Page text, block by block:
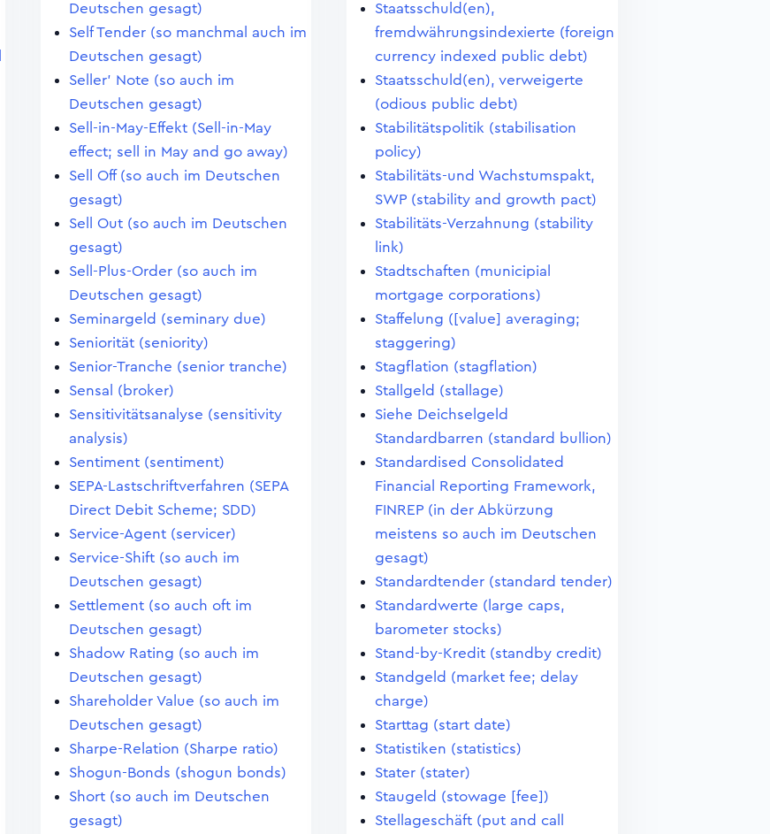
Deutschen gesagt)
Self Tender (so manchmal auch im
Deutschen gesagt)
Seller' Note (so auch im
Deutschen gesagt)
Sell-in-May-Effekt (Sell-in-May
effect; sell in May and go away)
Sell Off (so auch im Deutschen
gesagt)
Sell Out (so auch im Deutschen
gesagt)
Sell-Plus-Order (so auch im
Deutschen gesagt)
Seminargeld (seminary due)
Seniorität (seniority)
Senior-Tranche (senior tranche)
Sensal (broker)
Sensitivitätsanalyse (sensitivity
analysis)
Sentiment (sentiment)
SEPA-Lastschriftverfahren (SEPA
Direct Debit Scheme; SDD)
Service-Agent (servicer)
Service-Shift (so auch im
Deutschen gesagt)
Settlement (so auch oft im
Deutschen gesagt)
Shadow Rating (so auch im
Deutschen gesagt)
Shareholder Value (so auch im
Deutschen gesagt)
Sharpe-Relation (Sharpe ratio)
Shogun-Bonds (shogun bonds)
Short (so auch im Deutschen
gesagt)
Staatsschuld(en),
fremdwährungsindexierte (foreign
currency indexed public debt)
Staatsschuld(en), verweigerte
(odious public debt)
Stabilitätspolitik (stabilisation
policy)
Stabilitäts-und Wachstumspakt,
SWP (stability and growth pact)
Stabilitäts-Verzahnung (stability
link)
Stadtschaften (municipial
mortgage corporations)
Staffelung ([value] averaging;
staggering)
Stagflation (stagflation)
Stallgeld (stallage)
Siehe Deichselgeld
Standardbarren (standard bullion)
Standardised Consolidated
Financial Reporting Framework,
FINREP (in der Abkürzung
meistens so auch im Deutschen
gesagt)
Standardtender (standard tender)
Standardwerte (large caps,
barometer stocks)
Stand-by-Kredit (standby credit)
Standgeld (market fee; delay
charge)
Starttag (start date)
Statistiken (statistics)
Stater (stater)
Staugeld (stowage [fee])
Stellageschäft (put and call